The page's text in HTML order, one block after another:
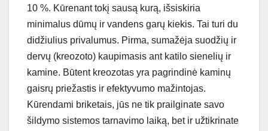
10 %. Kūrenant tokį sausą kurą, išsiskiria
minimalus dūmų ir vandens garų kiekis. Tai turi du
didžiulius privalumus. Pirma, sumažėja suodžių ir
dervų (kreozoto) kaupimasis ant katilo sienelių ir
kamine. Būtent kreozotas yra pagrindinė kaminų
gaisrų priežastis ir efektyvumo mažintojas.
Kūrendami briketais, jūs ne tik prailginate savo
šildymo sistemos tarnavimo laiką, bet ir užtikrinate